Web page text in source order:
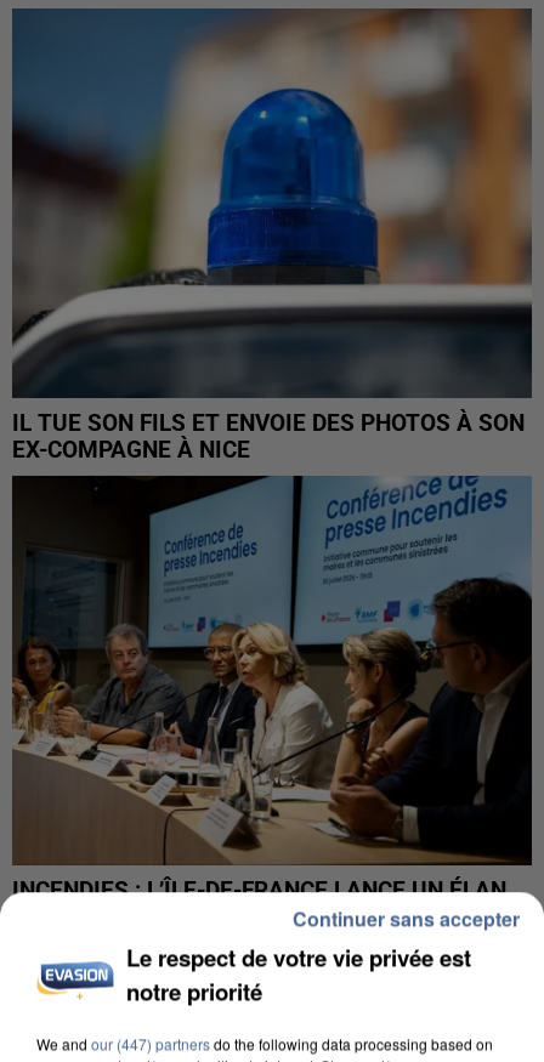
IL TUE SON FILS ET ENVOIE DES PHOTOS À SON
EX-COMPAGNE À NICE
INCENDIES : L’ÎLE-DE-FRANCE LANCE UN ÉLAN
DE SOLIDARITÉ AVEC LES...
Le respect de votre vie privée est
notre priorité
We and our (447) partnersdo the following data processing based on
Continuer sans accepter